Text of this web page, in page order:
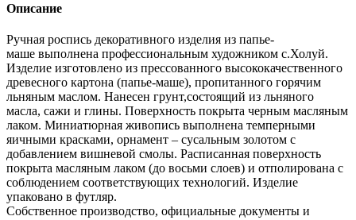
Описание
Ручная роспись декоративного изделия из папье-
маше выполнена профессиональным художником с.Холуй.
Изделие изготовлено из прессованного высококачественного
древесного картона (папье-маше), пропитанного горячим
льняным маслом. Нанесен грунт,состоящий из льняного
масла, сажи и глины. Поверхность покрыта черным масляным
лаком. Миниатюрная живопись выполнена темперными
яичными красками, орнамент – сусальным золотом с
добавлением вишневой смолы. Расписанная поверхность
покрыта масляным лаком (до восьми слоев) и отполирована с
соблюдением соответствующих технологий. Изделие
упаковано в футляр.
Собственное производство, официальные документы и